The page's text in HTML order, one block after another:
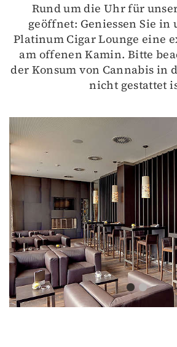
Rund um die Uhr für
geöffnet: Geniessen Sie in
Platinum Cigar Lounge eine
am offenen Kamin. Bitte
der Konsum von Cannabis in
nicht gestattet